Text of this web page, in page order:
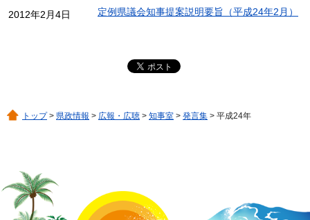
2012年2月4日 定例県議会知事提案説明要旨（平成24年2月）
トップ> 県政情報 > 広報・広聴 > 知事室 > 発言集 > 平成24年